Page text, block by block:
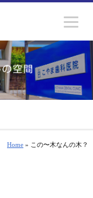
Home » この〜木なんの木？